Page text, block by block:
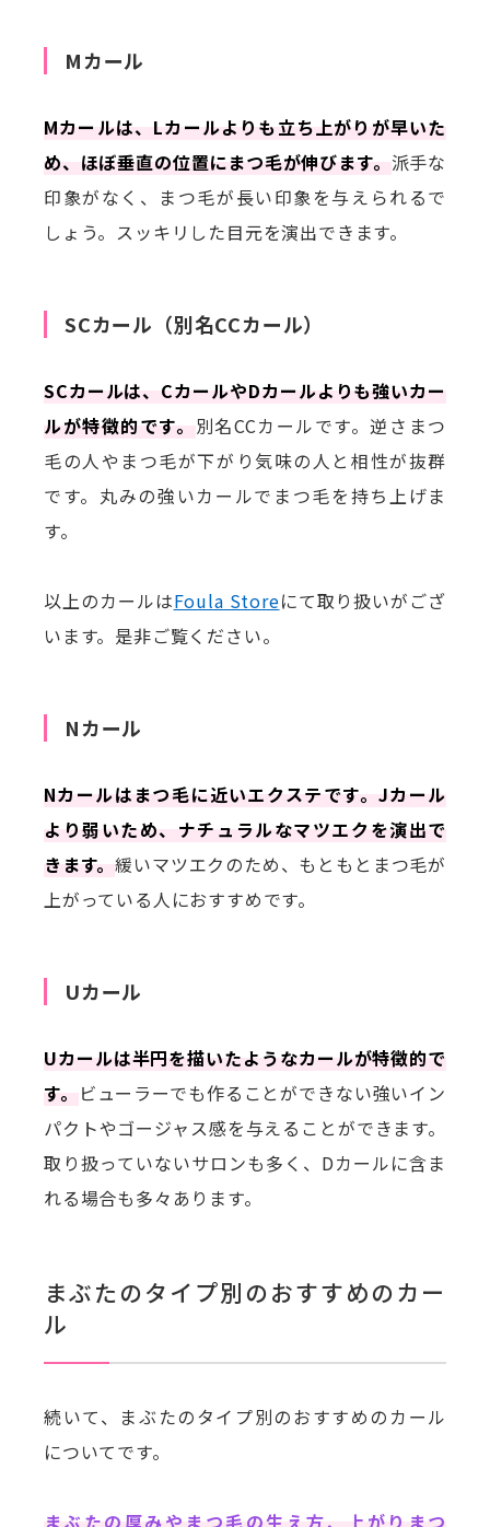
Mカール
Mカールは、Lカールよりも立ち上がりが早いた
め、ほぼ垂直の位置にまつ毛が伸びます。 派手な
印象がなく、まつ毛が長い印象を与えられるで
しょう。スッキリした目元を演出できます。
SCカール（別名CCカール）
SCカールは、CカールやDカールよりも強いカー
ルが特徴的です。 別名CCカールです。逆さまつ
毛の人やまつ毛が下がり気味の人と相性が抜群
です。丸みの強いカールでまつ毛を持ち上げま
す。
以上のカールはFoula Storeにて取り扱いがござ
います。是非ご覧ください。
Nカール
Nカールはまつ毛に近いエクステです。Jカール
より弱いため、ナチュラルなマツエクを演出で
きます。緩いマツエクのため、もともとまつ毛が
上がっている人におすすめです。
Uカール
Uカールは半円を描いたようなカールが特徴的で
す。 ビューラーでも作ることができない強いイン
パクトやゴージャス感を与えることができます。
取り扱っていないサロンも多く、Dカールに含ま
れる場合も多々あります。
まぶたのタイプ別のおすすめのカー
ル
続いて、まぶたのタイプ別のおすすめのカール
についてです。
まぶたの厚みやまつ毛の生え方、上がりまつ